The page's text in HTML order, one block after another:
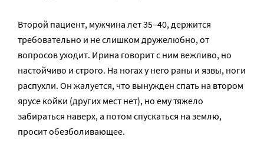
Второй пациент, мужчина лет 35–40, держится
требовательно и не слишком дружелюбно, от
вопросов уходит. Ирина говорит с ним вежливо, но
настойчиво и строго. На ногах у него раны и язвы, ноги
распухли. Он жалуется, что вынужден спать на втором
ярусе койки (других мест нет), но ему тяжело
забираться наверх, а потом спускаться на землю,
просит обезболивающее.